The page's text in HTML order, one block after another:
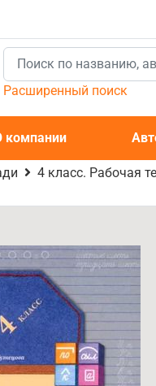
Расширенный поиск
компании
4 класс. Рабочая